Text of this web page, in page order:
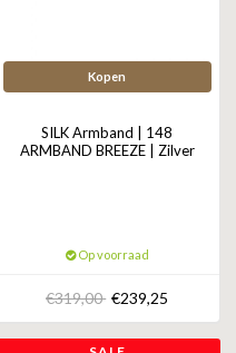
Kopen
SILK Armband | 148
ARMBAND BREEZE | Zilver
Op voorraad
€319,00 €239,25